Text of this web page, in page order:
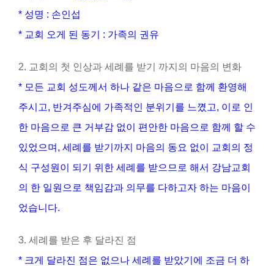
* 성명 : 손인섭
* 교회 오게 된 동기 : 가족의 권유
2. 교회의 첫 인상과 세례를 받기 까지의 마음의 변화
* 모든 교회 성도께서 하나 같은 마음으로 함께 환영해
주시고, 반겨주심에 가족적인 분위기를 느꼈고, 이로 인
한 마음으로 큰 거부감 없이 편안한 마음으로 함께 할 수
있었으며, 세례를 받기까지 마음의 동요 없이 교회의 정
식 구성원이 되기 위한 세례를 받으므로 해서 강남교회
의 한 일원으로 책임감과 의무를 다하고자 하는 마음이
었습니다.
3. 세례를 받은 후 달라진 점
* 크게 달라진 점은 없으나 세례를 받았기에 조금 더 하